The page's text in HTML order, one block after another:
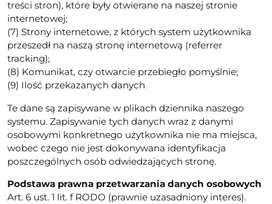
treści stron), które były otwierane na naszej stronie
internetowej;
(7) Strony internetowe, z których system użytkownika
przeszedł na naszą stronę internetową (referrer
tracking);
(8) Komunikat, czy otwarcie przebiegło pomyślnie;
(9) Ilość przekazanych danych
Te dane są zapisywane w plikach dziennika naszego
systemu. Zapisywanie tych danych wraz z danymi
osobowymi konkretnego użytkownika nie ma miejsca,
wobec czego nie jest dokonywana identyfikacja
poszczególnych osób odwiedzających stronę.
Podstawa prawna przetwarzania danych osobowych
Art. 6 ust. 1 lit. f RODO (prawnie uzasadniony interes).